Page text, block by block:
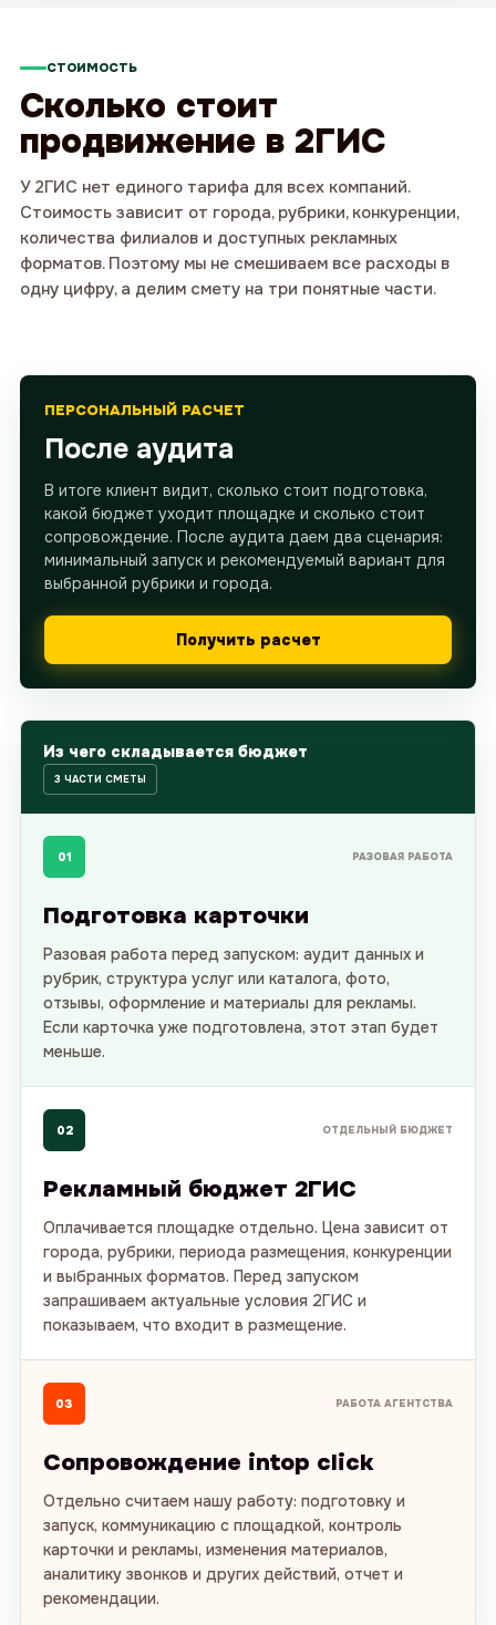
СТОИМОСТЬ
Сколько стоит
продвижение в 2ГИС
У 2ГИС нет единого тарифа для всех компаний.
Стоимость зависит от города, рубрики, конкуренции,
количества филиалов и доступных рекламных
форматов. Поэтому мы не смешиваем все расходы в
одну цифру, а делим смету на три понятные части.
ПЕРСОНАЛЬНЫЙ РАСЧЕТ
После аудита
В итоге клиент видит, сколько стоит подготовка,
какой бюджет уходит площадке и сколько стоит
сопровождение. После аудита даем два сценария:
минимальный запуск и рекомендуемый вариант для
выбранной рубрики и города.
Получить расчет
Из чего складывается бюджет
3 ЧАСТИ СМЕТЫ
01 РАЗОВАЯ РАБОТА
Подготовка карточки
Разовая работа перед запуском: аудит данных и
рубрик, структура услуг или каталога, фото,
отзывы, оформление и материалы для рекламы.
Если карточка уже подготовлена, этот этап будет
меньше.
02 ОТДЕЛЬНЫЙ БЮДЖЕТ
Рекламный бюджет 2ГИС
Оплачивается площадке отдельно. Цена зависит от
города, рубрики, периода размещения, конкуренции
и выбранных форматов. Перед запуском
запрашиваем актуальные условия 2ГИС и
показываем, что входит в размещение.
03 РАБОТА АГЕНТСТВА
Сопровождение intop click
Отдельно считаем нашу работу: подготовку и
запуск, коммуникацию с площадкой, контроль
карточки и рекламы, изменения материалов,
аналитику звонков и других действий, отчет и
рекомендации.